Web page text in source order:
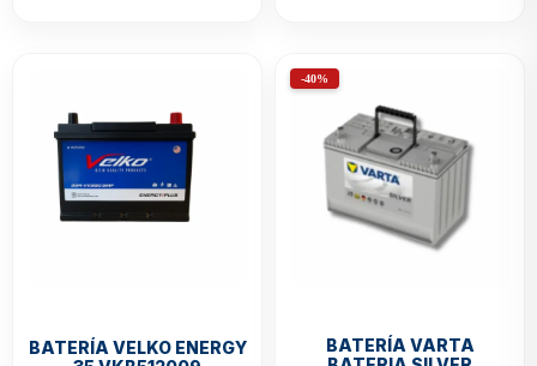
BATERÍA VELKO ENERGY
-40%
BATERÍA VARTA